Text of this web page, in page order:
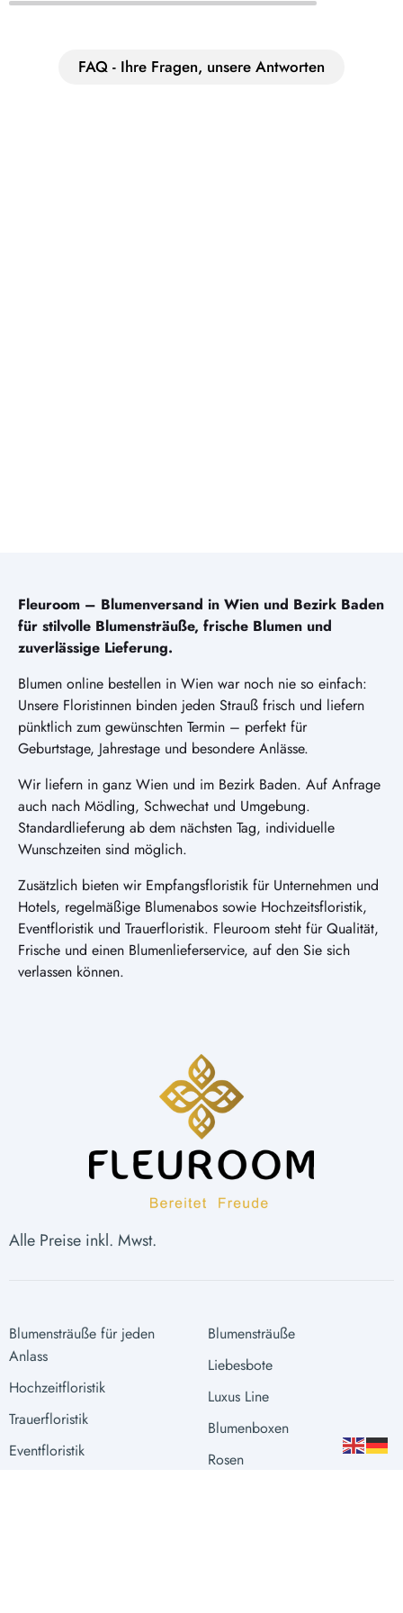
FAQ - Ihre Fragen, unsere Antworten
Fleuroom – Blumenversand in Wien und Bezirk Baden
für stilvolle Blumensträuße, frische Blumen und
zuverlässige Lieferung.
Blumen online bestellen in Wien war noch nie so einfach:
Unsere Floristinnen binden jeden Strauß frisch und liefern
pünktlich zum gewünschten Termin – perfekt für
Geburtstage, Jahrestage und besondere Anlässe.
Wir liefern in ganz Wien und im Bezirk Baden. Auf Anfrage
auch nach Mödling, Schwechat und Umgebung.
Standardlieferung ab dem nächsten Tag, individuelle
Wunschzeiten sind möglich.
Zusätzlich bieten wir Empfangsfloristik für Unternehmen und
Hotels, regelmäßige Blumenabos sowie Hochzeitsfloristik,
Eventfloristik und Trauerfloristik. Fleuroom steht für Qualität,
Frische und einen Blumenlieferservice, auf den Sie sich
verlassen können.
Alle Preise inkl. Mwst.
Blumensträuße für jeden
Anlass
Hochzeitfloristik
Trauerfloristik
Eventfloristik
Blumensträuße
Liebesbote
Luxus Line
Blumenboxen
Rosen